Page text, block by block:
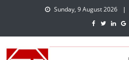
Sunday, 9 August 2026